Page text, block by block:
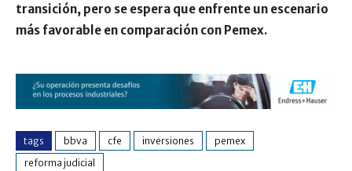
transición, pero se espera que enfrente un escenario
más favorable en comparación con Pemex.
tags bbva cfe inversiones
pemex
reforma judicial